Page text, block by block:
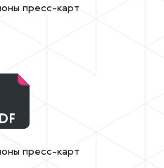
пресс-карт
пресс-карт